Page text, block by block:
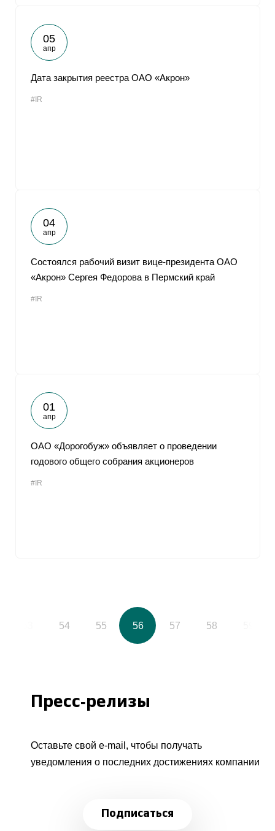
05
апр
Дата закрытия реестра ОАО «Акрон»
#IR
04
апр
Cостоялся рабочий визит вице-президента ОАО
«Акрон» Сергея Федорова в Пермский край
#IR
01
апр
ОАО «Дорогобуж» объявляет о проведении
годового общего собрания акционеров
#IR
54 55 56 57 58
Пресс-релизы
Оставьте свой e-mail, чтобы получать
уведомления о последних достижениях компании
Подписаться